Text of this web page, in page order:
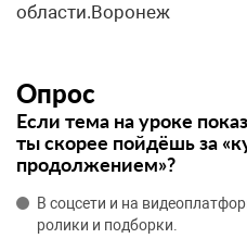
области.Воронеж
Опрос
Если тема на уроке
ты скорее пойдёшь за
продолжением»?
В соцсети и на
ролики и подборки.